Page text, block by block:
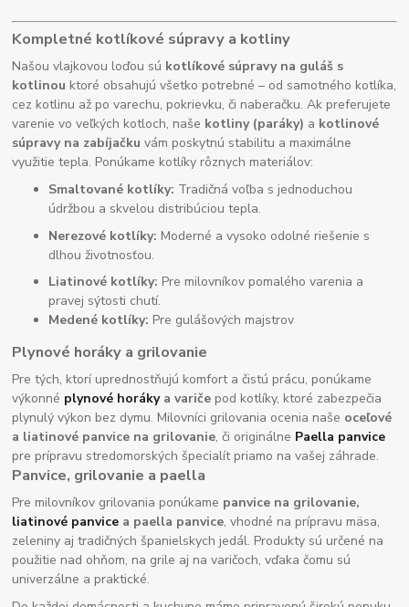
Kompletné kotlíkové súpravy a kotliny
Našou vlajkovou loďou sú kotlíkové súpravy na guláš s
kotlinou ktoré obsahujú všetko potrebné – od samotného kotlíka,
cez kotlinu až po varechu, pokrievku, či naberačku. Ak preferujete
varenie vo veľkých kotloch, naše kotliny (paráky) a kotlinové
súpravy na zabíjačku vám poskytnú stabilitu a maximálne
využitie tepla. Ponúkame kotlíky rôznych materiálov:
Smaltované kotlíky: Tradičná voľba s jednoduchou
údržbou a skvelou distribúciou tepla.
Nerezové kotlíky: Moderné a vysoko odolné riešenie s
dlhou životnosťou.
Liatinové kotlíky: Pre milovníkov pomalého varenia a
pravej sýtosti chutí.
Medené kotlíky: Pre gulášových majstrov
Plynové horáky a grilovanie
Pre tých, ktorí uprednostňujú komfort a čistú prácu, ponúkame
výkonné plynové horákya variče pod kotlíky, ktoré zabezpečia
plynulý výkon bez dymu. Milovníci grilovania ocenia naše oceľové
a liatinové panvice na grilovanie, či originálne Paella panvice
pre prípravu stredomorských špecialít priamo na vašej záhrade.
Panvice, grilovanie a paella
Pre milovníkov grilovania ponúkame panvice na grilovanie,
liatinové panvice a paella panvice, vhodné na prípravu mäsa,
zeleniny aj tradičných španielskych jedál. Produkty sú určené na
použitie nad ohňom, na grile aj na varičoch, vďaka čomu sú
univerzálne a praktické.